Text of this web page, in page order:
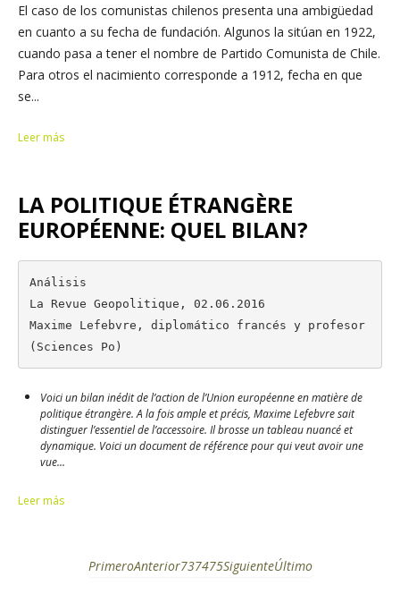
El caso de los comunistas chilenos presenta una ambigüedad
en cuanto a su fecha de fundación. Algunos la sitúan en 1922,
cuando pasa a tener el nombre de Partido Comunista de Chile.
Para otros el nacimiento corresponde a 1912, fecha en que
se...
Leer más
LA POLITIQUE ÉTRANGÈRE
EUROPÉENNE: QUEL BILAN?
Análisis
La Revue Geopolitique, 02.06.2016
Maxime Lefebvre, diplomático francés y profesor
(Sciences Po)
Voici un bilan inédit de l’action de l’Union européenne en matière de
politique étrangère. A la fois ample et précis, Maxime Lefebvre sait
distinguer l’essentiel de l’accessoire. Il brosse un tableau nuancé et
dynamique. Voici un document de référence pour qui veut avoir une
vue...
Leer más
PrimeroAnterior737475SiguienteÚltimo